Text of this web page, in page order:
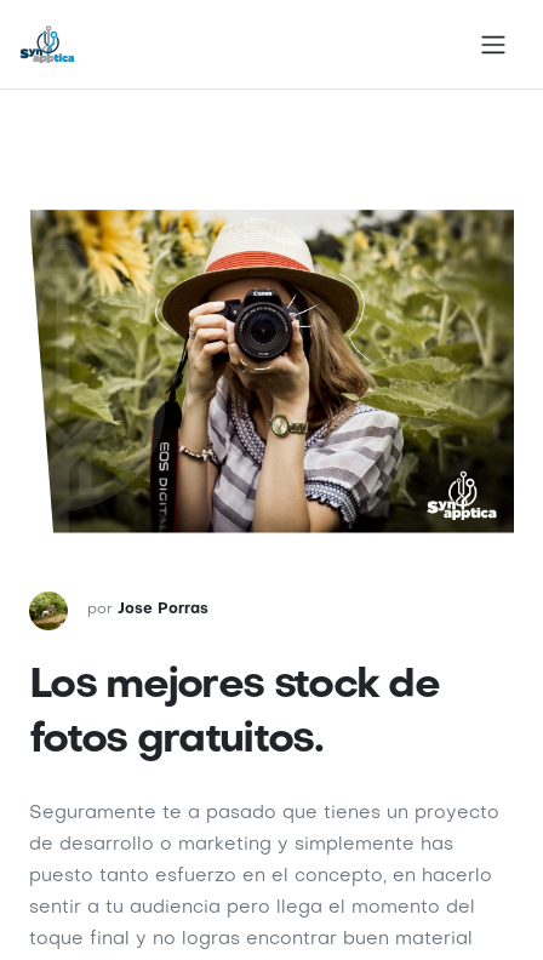
por Jose Porras
Los mejores stock de
fotos gratuitos.
Seguramente te a pasado que tienes un proyecto
de desarrollo o marketing y simplemente has
puesto tanto esfuerzo en el concepto, en hacerlo
sentir a tu audiencia pero llega el momento del
toque final y no logras encontrar buen material